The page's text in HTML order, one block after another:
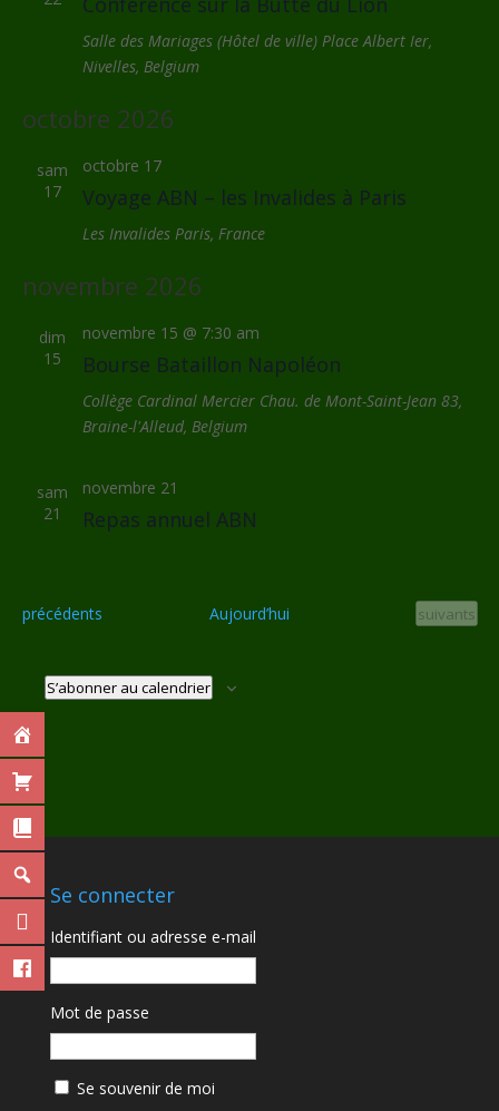
Salle des Mariages (Hôtel de ville) Place Albert Ier,
Nivelles, Belgium
octobre 2026
sam
17
Voyage ABN – les Invalides à Paris
octobre 17
Les Invalides Paris, France
novembre 2026
dim
15
Bourse Bataillon Napoléon
novembre 15 @ 7:30 am
Collège Cardinal Mercier Chau. de Mont-Saint-Jean 83,
Braine-l'Alleud, Belgium
sam
21
Repas annuel ABN
novembre 21
Évènements
précédents Aujourd’hui suivants
S’abonner au calendrier
Se connecter
Identifiant ou adresse e-mail
Mot de passe
Se souvenir de moi